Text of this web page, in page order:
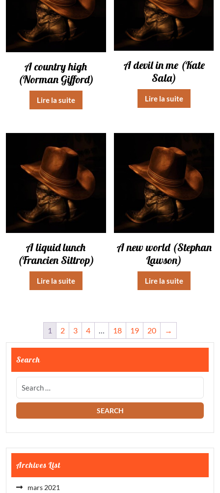
A country high
(Norman Gifford)
Lire la suite
A devil in me (Kate
Sala)
Lire la suite
A liquid lunch
(Francien Sittrop)
Lire la suite
A new world (Stephan
Lawson)
Lire la suite
1 2 3 4 … 18 19 20 →
Search
Archives List
mars 2021